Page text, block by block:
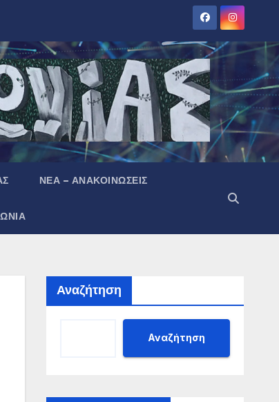
ΝΕΑ – ΑΝΑΚΟΙΝΩΣΕΙΣ
Αναζήτηση
Αναζήτηση